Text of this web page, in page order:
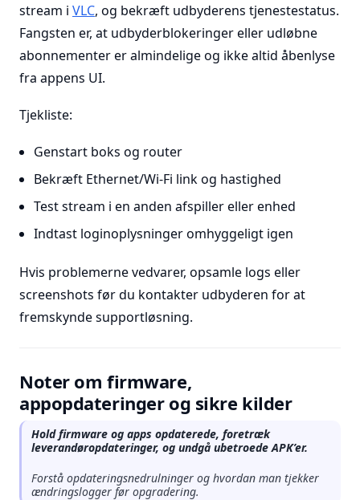
stream i VLC, og bekræft udbyderens tjenestestatus.
Fangsten er, at udbyderblokeringer eller udløbne
abonnementer er almindelige og ikke altid åbenlyse
fra appens UI.
Tjekliste:
Genstart boks og router
Bekræft Ethernet/Wi-Fi link og hastighed
Test stream i en anden afspiller eller enhed
Indtast loginoplysninger omhyggeligt igen
Hvis problemerne vedvarer, opsamle logs eller
screenshots før du kontakter udbyderen for at
fremskynde supportløsning.
Noter om firmware,
appopdateringer og sikre kilder
Hold firmware og apps opdaterede, foretræk
leverandøropdateringer, og undgå ubetroede APK’er.
Forstå opdateringsnedrulninger og hvordan man tjekker
ændringslogger før opgradering.